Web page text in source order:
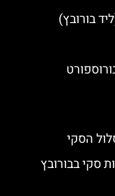
הסקי
סקי בבורובץ